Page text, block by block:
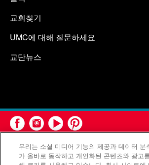
교회찾기
UMC에 대해 질문하세요
교단뉴스
우리는 소셜 미디어 기능의 제공과 데이터 분
가 올바로 동작하고 개인화된 콘텐츠와 광고